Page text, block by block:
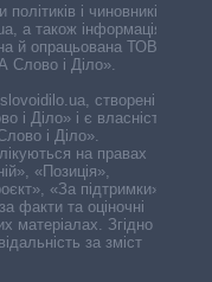
і чиновників,
а також інформація про
й опрацьована ТОВ «ІА
Слово і Діло».
створені ГО
і Діло» і є власністю
і Діло».
на правах
«Позиція»,
«За підтримки».
факти та оціночні
Згідно з
за зміст